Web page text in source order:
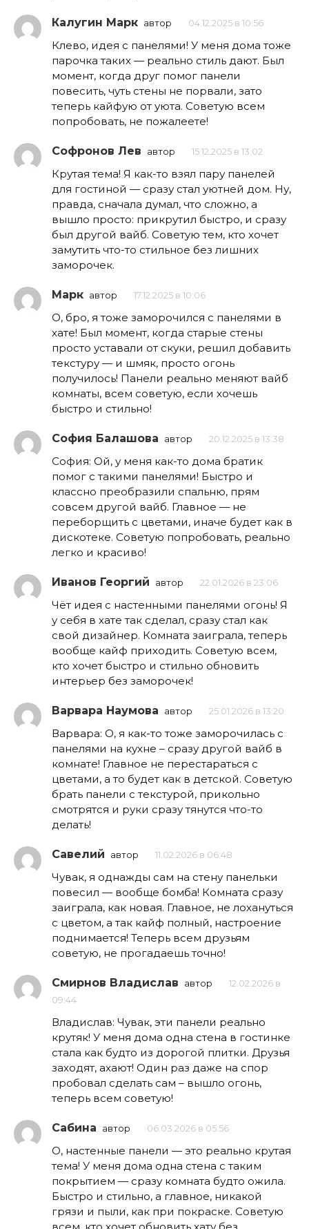
Калугин Марк автор 04.12.2025 в 10:56
Клево, идея с панелями! У меня дома тоже
парочка таких — реально стиль дают. Был
момент, когда друг помог панели
повесить, чуть стены не порвали, зато
теперь кайфую от уюта. Советую всем
попробовать, не пожалеете!
Софронов Лев автор 15.12.2025 в 13:02
Крутая тема! Я как-то взял пару панелей
для гостиной — сразу стал уютней дом. Ну,
правда, сначала думал, что сложно, а
вышло просто: прикрутил быстро, и сразу
был другой вайб. Советую тем, кто хочет
замутить что-то стильное без лишних
заморочек.
Марк автор 17.12.2025 в 10:06
О, бро, я тоже заморочился с панелями в
хате! Был момент, когда старые стены
просто уставали от скуки, решил добавить
текстуру — и шмяк, просто огонь
получилось! Панели реально меняют вайб
комнаты, всем советую, если хочешь
быстро и стильно!
София Балашова автор 20.12.2025 в 13:38
София: Ой, у меня как-то дома братик
помог с такими панелями! Быстро и
классно преобразили спальню, прям
совсем другой вайб. Главное — не
переборщить с цветами, иначе будет как в
дискотеке. Советую попробовать, реально
легко и красиво!
Иванов Георгий автор 22.01.2026 в 23:06
Чёт идея с настенными панелями огонь! Я
у себя в хате так сделал, сразу стал как
свой дизайнер. Комната заиграла, теперь
вообще кайф приходить. Советую всем,
кто хочет быстро и стильно обновить
интерьер без заморочек!
Варвара Наумова автор 25.01.2026 в 13:20
Варвара: О, я как-то тоже заморочилась с
панелями на кухне – сразу другой вайб в
комнате! Главное не перестараться с
цветами, а то будет как в детской. Советую
брать панели с текстурой, прикольно
смотрятся и руки сразу тянутся что-то
делать!
Савелий автор 11.02.2026 в 06:48
Чувак, я однажды сам на стену панельки
повесил — вообще бомба! Комната сразу
заиграла, как новая. Главное, не лохануться
с цветом, а так кайф полный, настроение
поднимается! Теперь всем друзьям
советую, не прогадаешь точно!
Смирнов Владислав автор
12.02.2026 в
09:44
Владислав: Чувак, эти панели реально
крутяк! У меня дома одна стена в гостинке
стала как будто из дорогой плитки. Друзья
заходят, ахают! Один раз даже на спор
пробовал сделать сам – вышло огонь,
теперь всем советую!
Сабина автор 06.03.2026 в 05:56
О, настенные панели — это реально крутая
тема! У меня дома одна стена с таким
покрытием — сразу комната будто ожила.
Быстро и стильно, а главное, никакой
грязи и пыли, как при покраске. Советую
всем, кто хочет обновить хату без